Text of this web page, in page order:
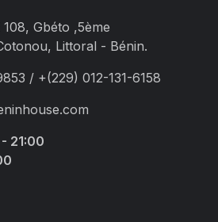
108, Gbéto ,5ème
Littoral - Bénin.
/ +(229) 012-131-6158
21:00